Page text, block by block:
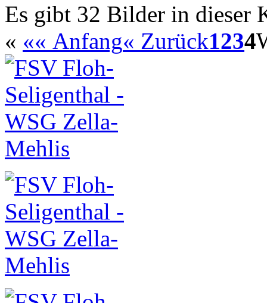
Es gibt 32 Bilder in dieser
« «« Anfang« Zurück1234